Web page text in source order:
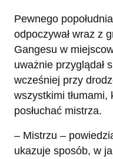
Pewnego
odpoczywał wraz z
Gangesu w
uważnie przyglądał
wcześniej przy
wszystkimi tłumami,
posłuchać mistrza.
– Mistrzu –
ukazuje sposób, w